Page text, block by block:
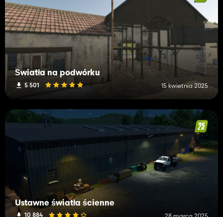
Światła na podwórku
5 501 15 kwietnia 2025
Ustawne światła ścienne
10 884